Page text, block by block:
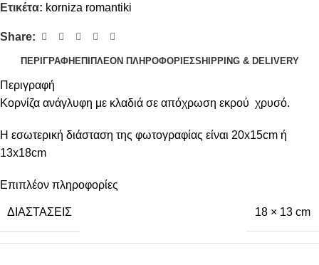
Ετικέτα: korniza romantiki
Share:
ΠΕΡΙΓΡΑΦΉ ΕΠΙΠΛΈΟΝ ΠΛΗΡΟΦΟΡΊΕΣSHIPPING & DELIVERY
Περιγραφή
Κορνίζα ανάγλυφη με κλαδιά σε απόχρωση εκρού χρυσό.
Η εσωτερική διάσταση της φωτογραφίας είναι 20x15cm ή
13x18cm
Επιπλέον πληροφορίες
ΔΙΑΣΤΆΣΕΙΣ 18 × 13 cm